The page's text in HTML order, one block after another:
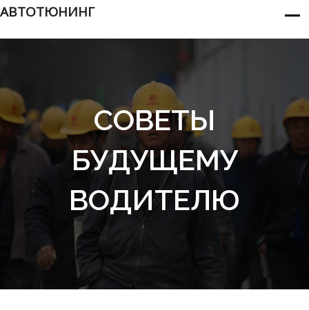
АВТОТЮНИНГ
СОВЕТЫ
БУДУЩЕМУ
ВОДИТЕЛЮ